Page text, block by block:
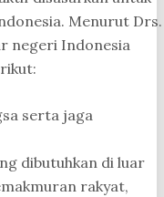
Menurut Drs.
negeri Indonesia
serta jaga
dibutuhkan di luar
rakyat,